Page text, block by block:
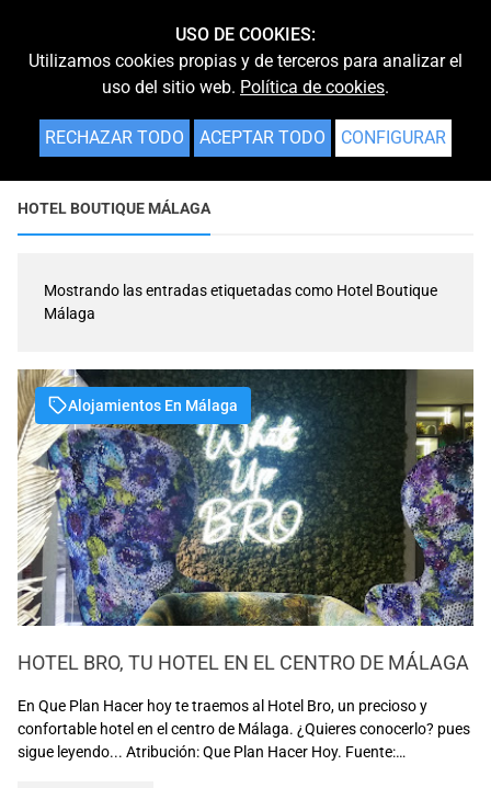
HOTEL BOUTIQUE MÁLAGA
Mostrando las entradas etiquetadas como Hotel Boutique
Málaga
Alojamientos En Málaga
HOTEL BRO, TU HOTEL EN EL CENTRO DE MÁLAGA
En Que Plan Hacer hoy te traemos al Hotel Bro, un precioso y
confortable hotel en el centro de Málaga. ¿Quieres conocerlo? pues
sigue leyendo... Atribución: Que Plan Hacer Hoy. Fuente:
USO DE COOKIES:
Utilizamos cookies propias y de terceros para analizar el
uso del sitio web. Política de cookies.
RECHAZAR TODO ACEPTAR TODO CONFIGURAR